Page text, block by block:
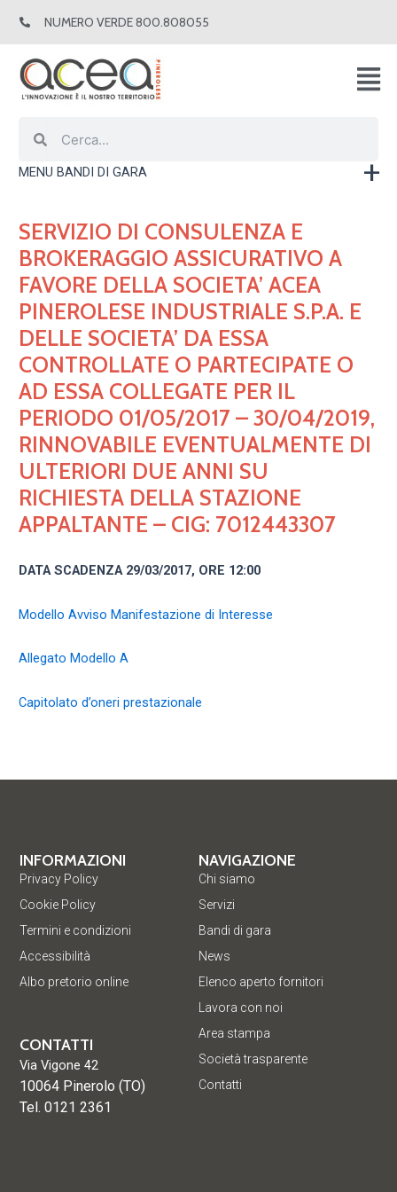
NUMERO VERDE 800.808055
MENU BANDI DI GARA
SERVIZIO DI CONSULENZA E
BROKERAGGIO ASSICURATIVO A
FAVORE DELLA SOCIETA’ ACEA
PINEROLESE INDUSTRIALE S.P.A. E
DELLE SOCIETA’ DA ESSA
CONTROLLATE O PARTECIPATE O
AD ESSA COLLEGATE PER IL
PERIODO 01/05/2017 – 30/04/2019,
RINNOVABILE EVENTUALMENTE DI
ULTERIORI DUE ANNI SU
RICHIESTA DELLA STAZIONE
APPALTANTE – CIG: 7012443307
DATA SCADENZA 29/03/2017, ORE 12:00
Modello Avviso Manifestazione di Interesse
Allegato Modello A
Capitolato d’oneri prestazionale
NAVIGAZIONE
Chi siamo
Servizi
Bandi di gara
News
Elenco aperto fornitori
Lavora con noi
Area stampa
Società trasparente
Contatti
INFORMAZIONI
Privacy Policy
Cookie Policy
Termini e condizioni
Accessibilità
Albo pretorio online
CONTATTI
Via Vigone 42
10064 Pinerolo (TO)
Tel. 0121 2361